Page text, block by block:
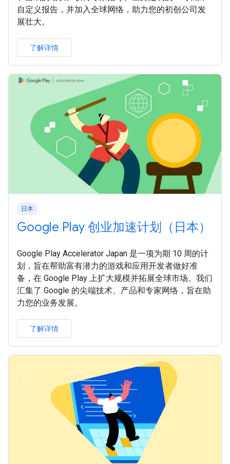
自定义报告，并加入全球网络，助力您的初创公司发
展壮大。
了解详情
日本
Google Play 创业加速计划（日本）
Google Play Accelerator Japan 是一项为期 10 周的计
划，旨在帮助富有潜力的游戏和应用开发者做好准
备，在 Google Play 上扩大规模并拓展全球市场。我们
汇集了 Google 的尖端技术、产品和专家网络，旨在助
力您的业务发展。
了解详情